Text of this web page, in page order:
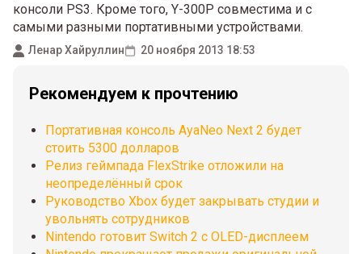
консоли PS3. Кроме того, Y-300P совместима и с
самыми разными портативными устройствами.
Ленар Хайруллин 20 ноября 2013 18:53
Рекомендуем к прочтению
Портативная консоль AyaNeo Next 2 будет
стоить 5300 долларов
Релиз геймпада FlexStrike отложили на
неопределённый срок
Руководство Xbox будет закрывать студии и
увольнять сотрудников
Nintendo готовит Switch 2 с OLED-дисплеем